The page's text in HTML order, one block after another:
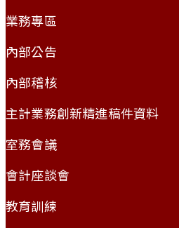
業務專區
內部公告
內部稽核
主計業務創新精進稿件資料
室務會議
會計座談會
教育訓練